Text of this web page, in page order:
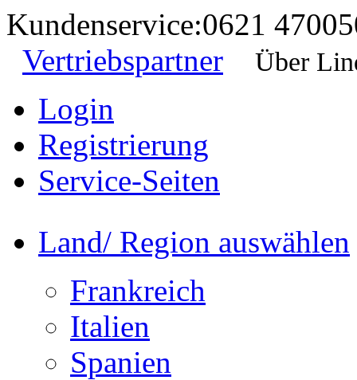
Kundenservice:0621
Vertriebspartner
Über
Login
Registrierung
Service-Seiten
Land/ Region auswählen
Frankreich
Italien
Spanien